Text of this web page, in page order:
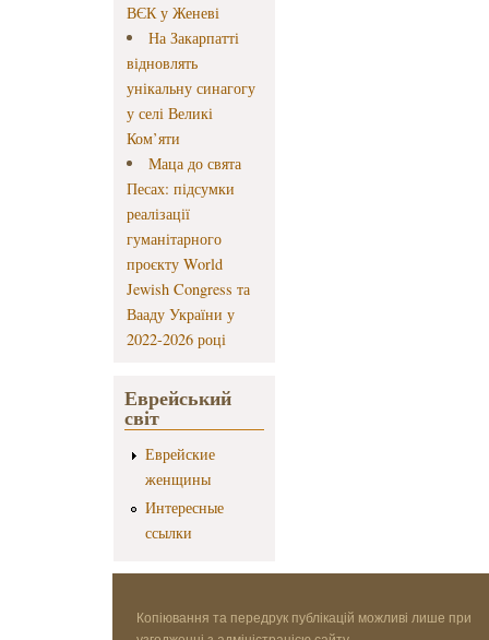
ВЄК у Женеві
На Закарпатті
відновлять
унікальну синагогу
у селі Великі
Ком’яти
Маца до свята
Песах: підсумки
реалізації
гуманітарного
проєкту World
Jewish Congress та
Вааду України у
2022-2026 році
Еврейський
світ
Еврейские
женщины
Интересные
ссылки
Копіювання та передрук публікацій можливі лише при